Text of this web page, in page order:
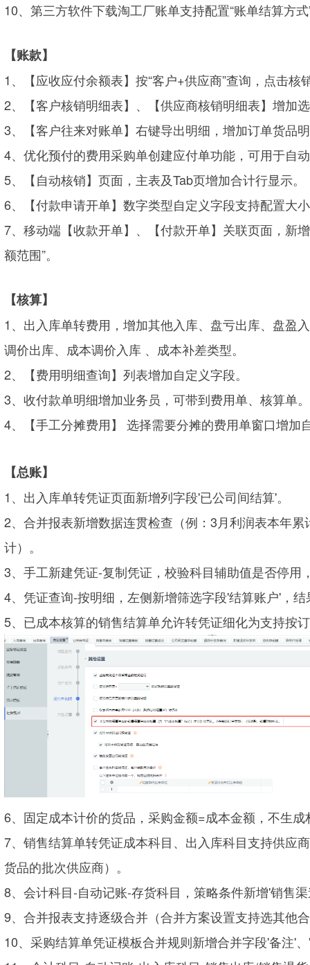
10、第三方软件下载淘工厂账单支持配置“账单结算方
【账款】
1、【应收应付余额表】按“客户+供应商”查询，点击核
2、【客户核销明细表】、【供应商核销明细表】增加
3、【客户往来对账单】右键导出明细，增加订单货品
4、优化预付的费用采购单创建应付单功能，可用于自
5、【自动核销】页面，主表及Tab页增加合计行显示。
6、【付款申请开单】数字类型自定义字段支持配置大
7、移动端【收款开单】、【付款开单】关联页面，新增
额范围”。
【核算】
1、出入库单转费用，增加其他入库、盘亏出库、盘盈
调价出库、成本调价入库、成本补差类型。
2、【费用明细查询】列表增加自定义字段。
3、收付款单明细增加业务员，可带到费用单、核算单。
4、【手工分摊费用】 选择需要分摊的费用单窗口增加
【总账】
1、出入库单转凭证页面新增列字段'已公司间结算'。
2、合并报表新增数据连贯检查（例：3月利润表本年
计）。
3、手工新建凭证-复制凭证，校验科目辅助值是否停
4、凭证查询-按明细，左侧新增筛选字段'结算账户'，
5、已成本核算的销售结算单允许转凭证细化为支持按
6、固定成本计价的货品，采购金额=成本金额，不生
7、销售结算单转凭证成本科目、出入库科目支持供应
货品的批次供应商）。
8、会计科目-自动记账-存货科目，策略条件新增'销售
9、合并报表支持逐级合并（合并方案设置支持选其他
10、采购结算单凭证模板合并规则新增合并字段'备注'